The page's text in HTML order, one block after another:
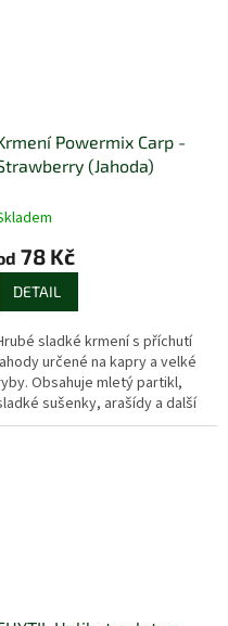
Powermix Carp -
(Jahoda)
78 Kč
DETAIL
sladké krmení s příchutí
určené na kapry a velké
Obsahuje mletý partikl,
sušenky, arašídy a další
lákavé pro kapry.